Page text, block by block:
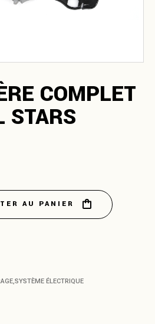
COMPLET
STARS
Stars quantity
AU PANIER
,SYSTÈME ÉLECTRIQUE